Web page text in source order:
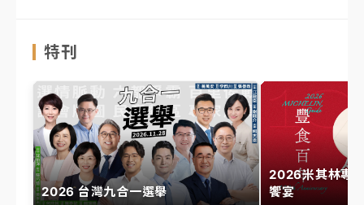
特刊
2026 台灣九合一選舉
2026米其林專
饗宴